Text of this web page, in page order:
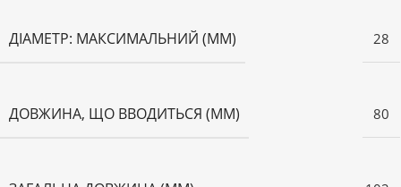
ДІАМЕТР: МАКСИМАЛЬНИЙ (ММ) 28
ДОВЖИНА, ЩО ВВОДИТЬСЯ (ММ) 80